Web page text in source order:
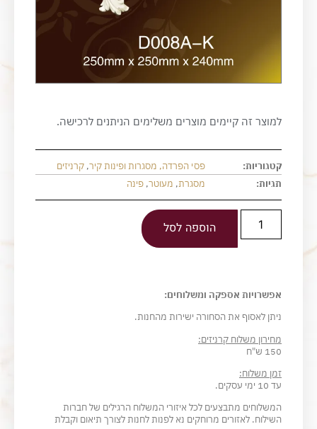
למוצר זה קיימים מוצרים משלימים הניתנים לרכישה.
קטגוריות: פסי הפרדה, מסגרות ופינות קיר, קרניזים
תגיות:
מסגרת, מעוטר, פינה
הוספה לסל
אפשרויות אספקה ומשלוחים:
ניתן לאסוף את הסחורה ישירות מהחנות.
מחירון משלוח קרניזים:
150 ש"ח
זמן משלוח:
עד 10 ימי עסקים.
המשלוחים מתבצעים לכל איזורי המשלוח הרגילים של חברות
השילוח. לאזורים מרוחקים נא לפנות לחנות לצורך תיאום וקבלת